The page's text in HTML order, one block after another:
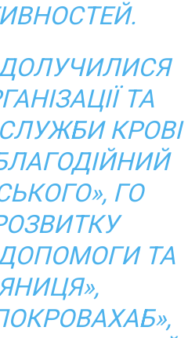
ДОЛУЧИЛИСЯ
ТА
КРОВІ
ГО
ТА